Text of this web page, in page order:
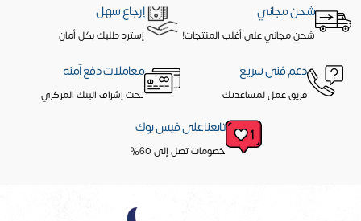
شحن مجاني
شحن مجاني على أغلب المنتجات!
إرجاع سهل
إسترد طلبك بكل أمان
دعم فنى سريع
فريق عمل لمساعدتك
معاملات دفع آمنه
تحت إشراف البنك المركزي
تابعنا على فيس بوك
خصومات تصل إلى 60%